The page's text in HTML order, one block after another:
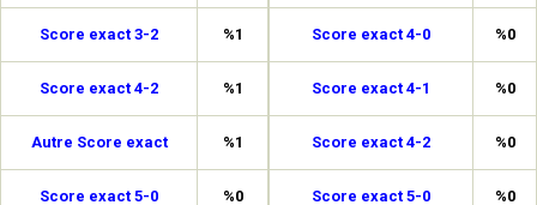
Score exact 3-2 %1
Score exact 4-2 %1
Autre Score exact %1
Score exact 5-0 %0
Score exact 4-0 %0
Score exact 4-1 %0
Score exact 4-2 %0
Score exact 5-0 %0